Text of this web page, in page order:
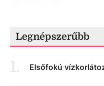
Legnépszerűbb
1. Elsőfokú